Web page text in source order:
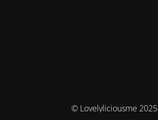
© Lovelyliciousme 2025